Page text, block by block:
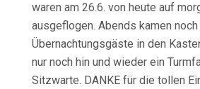
waren am 26.6. von heute auf
ausgeflogen. Abends kamen
Übernachtungsgäste in den
nur noch hin und wieder ein
Sitzwarte. DANKE für die tollen